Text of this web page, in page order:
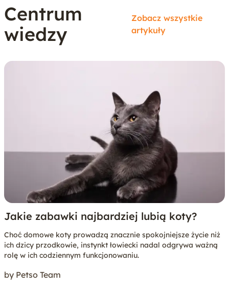
Centrum
wiedzy
Zobacz wszystkie
artykuły
Jakie zabawki najbardziej lubią koty?
Choć domowe koty prowadzą znacznie spokojniejsze życie niż
ich dzicy przodkowie, instynkt łowiecki nadal odgrywa ważną
rolę w ich codziennym funkcjonowaniu.
by Petso Team